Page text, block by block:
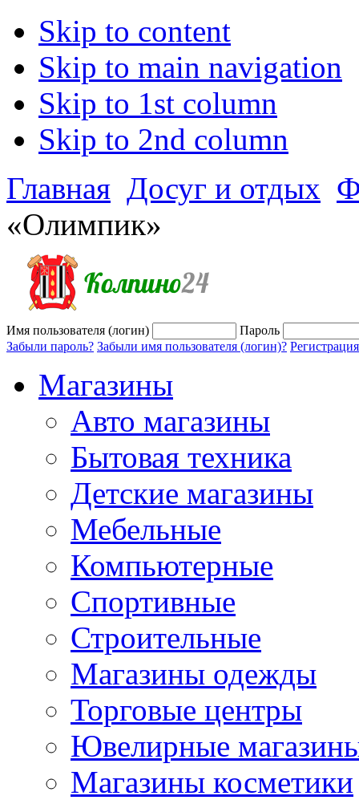
Skip to content
Skip to main navigation
Skip to 1st column
Skip to 2nd column
Главная Досуг и отдых
«Олимпик»
Имя пользователя (логин)
Пароль
Забыли пароль? Забыли имя пользователя (логин)? Регистрация
Магазины
Авто магазины
Бытовая техника
Детские магазины
Мебельные
Компьютерные
Спортивные
Строительные
Магазины одежды
Торговые центры
Ювелирные
Магазины косметики